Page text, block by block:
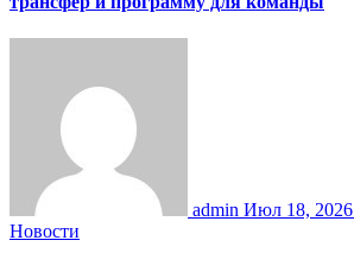
admin Июл 18, 2026
Новости